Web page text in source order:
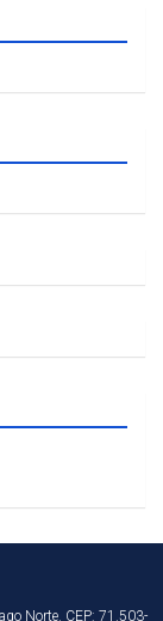
Norte. CEP: 71.503-